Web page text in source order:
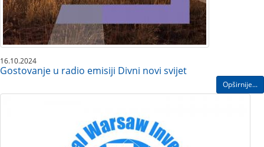
16.10.2024
Gostovanje u radio emisiji Divni novi svijet
Opširnije...